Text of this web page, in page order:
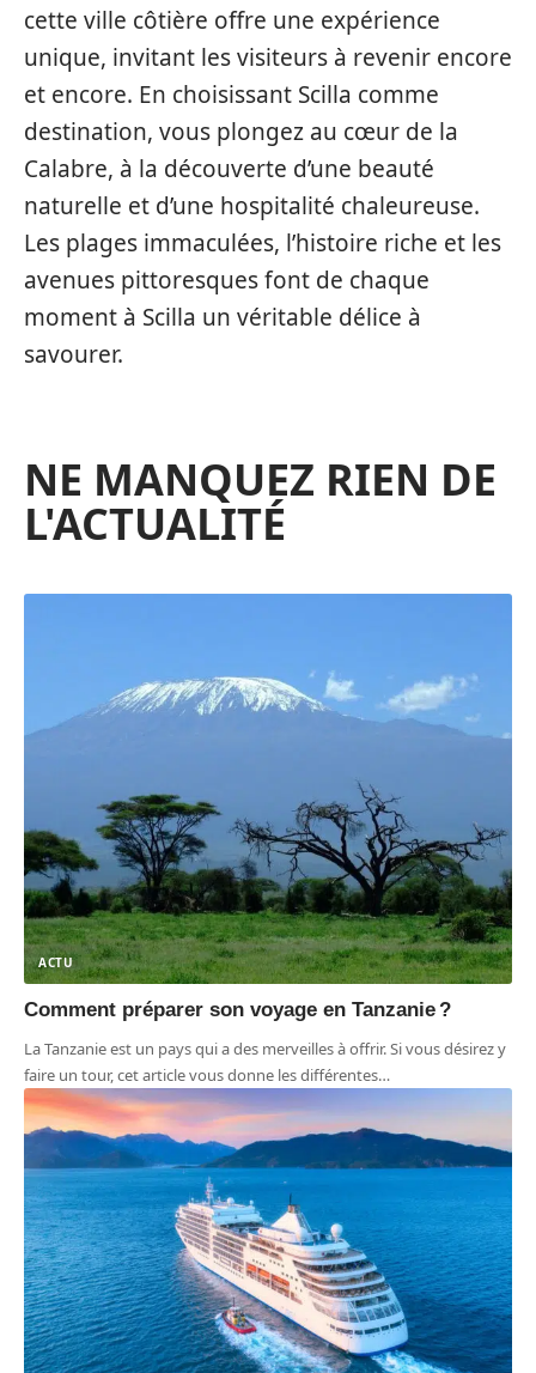
cette ville côtière offre une expérience
unique, invitant les visiteurs à revenir encore
et encore. En choisissant Scilla comme
destination, vous plongez au cœur de la
Calabre, à la découverte d’une beauté
naturelle et d’une hospitalité chaleureuse.
Les plages immaculées, l’histoire riche et les
avenues pittoresques font de chaque
moment à Scilla un véritable délice à
savourer.
NE MANQUEZ RIEN DE
L'ACTUALITÉ
ACTU
Comment préparer son voyage en Tanzanie ?
La Tanzanie est un pays qui a des merveilles à offrir. Si vous désirez y
faire un tour, cet article vous donne les différentes…